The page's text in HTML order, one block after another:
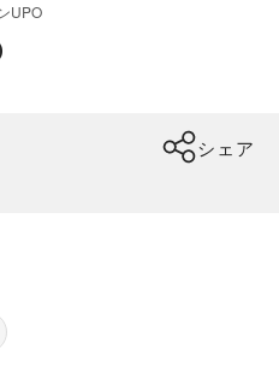
UPO
シェア